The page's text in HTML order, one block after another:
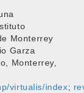
Monterrey
Garza
Monterrey,
virtualis/index;